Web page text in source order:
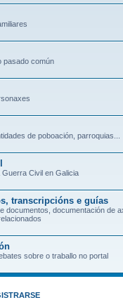
pasado común
de poboación, parroquias...
Civil en Galicia
transcripcións e guías
documentos, documentación de
sobre o traballo no portal